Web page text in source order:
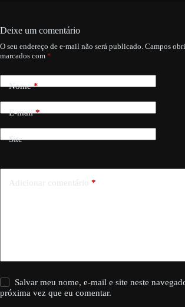
Deixe um comentário
O seu endereço de e-mail não será publicado. Campos
marcados com *
Nome*
E-mail*
Site
Adicionar comentário *
Salvar meu nome, e-mail e site neste
próxima vez que eu comentar.